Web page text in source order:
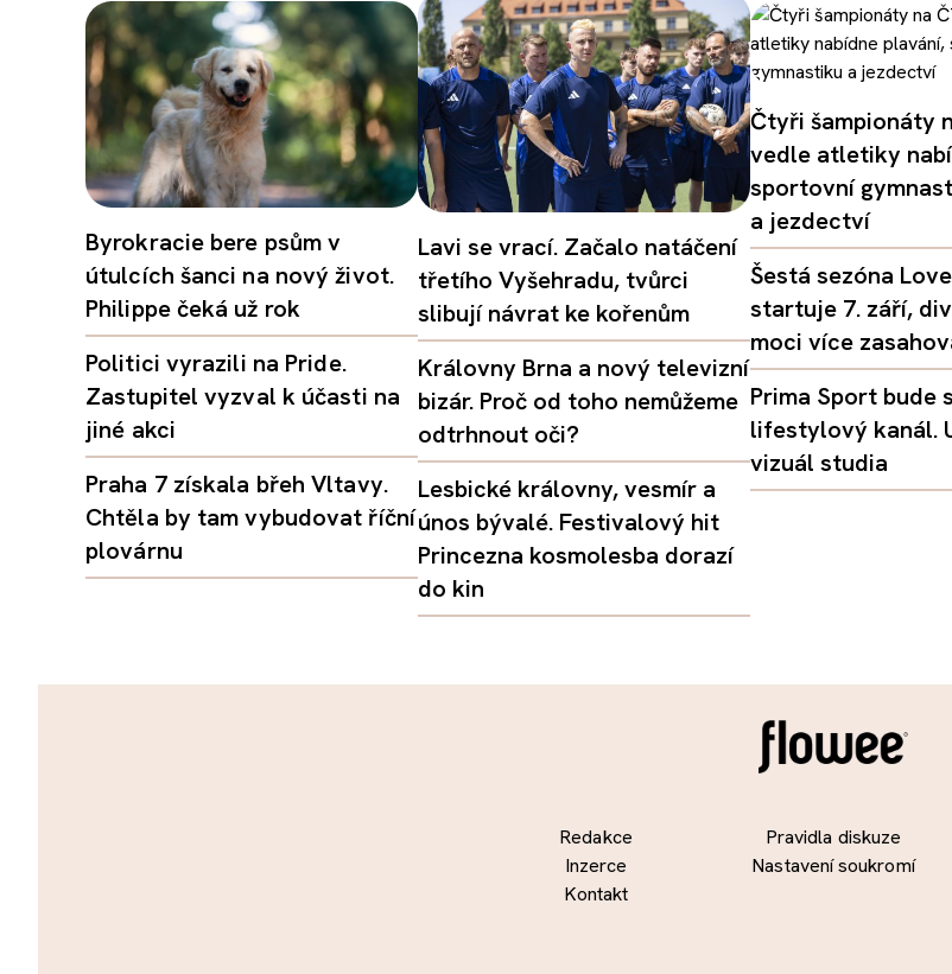
Byrokracie bere psům v
útulcích šanci na nový život.
Philippe čeká už rok
Politici vyrazili na Pride.
Zastupitel vyzval k účasti na
jiné akci
Praha 7 získala břeh Vltavy.
Chtěla by tam vybudovat říční
plovárnu
Lavi se vrací. Začalo natáčení
třetího Vyšehradu, tvůrci
slibují návrat ke kořenům
Královny Brna a nový televizní
bizár. Proč od toho nemůžeme
odtrhnout oči?
Lesbické královny, vesmír a
únos bývalé. Festivalový hit
Princezna kosmolesba dorazí
do kin
Čtyři šampionáty
vedle atletiky
sportovní
a jezdectví
Šestá sezóna
startuje 7. září,
moci více
Prima Sport bude
lifestylový kanál.
vizuál studia
Redakce
Inzerce
Kontakt
Pravidla diskuze
Nastavení soukromí